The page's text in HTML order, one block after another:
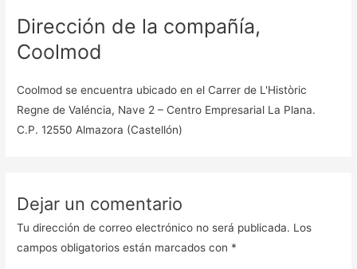
Dirección de la compañía,
Coolmod
Coolmod se encuentra ubicado en el Carrer de L'Històric
Regne de Valéncia, Nave 2 – Centro Empresarial La Plana.
C.P. 12550 Almazora (Castellón)
Dejar un comentario
Tu dirección de correo electrónico no será publicada. Los
campos obligatorios están marcados con *